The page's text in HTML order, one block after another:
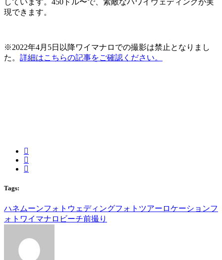
しています。450ドル〜で、素敵なハワイウェディングが実
現できます。
※2022年4月5日以降ワイマナロでの撮影は禁止となりまし
た。 詳細はこちらの記事をご確認ください。
Tags:
ハネムーンフォトウェディングフォトツアー ロケーションフ
ォト ワイマナロビーチ前撮り